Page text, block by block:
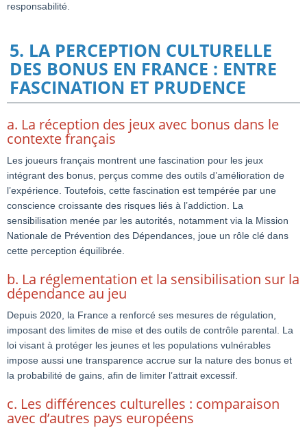
responsabilité.
5. LA PERCEPTION CULTURELLE
DES BONUS EN FRANCE : ENTRE
FASCINATION ET PRUDENCE
a. La réception des jeux avec bonus dans le
contexte français
Les joueurs français montrent une fascination pour les jeux
intégrant des bonus, perçus comme des outils d’amélioration de
l’expérience. Toutefois, cette fascination est tempérée par une
conscience croissante des risques liés à l’addiction. La
sensibilisation menée par les autorités, notamment via la Mission
Nationale de Prévention des Dépendances, joue un rôle clé dans
cette perception équilibrée.
b. La réglementation et la sensibilisation sur la
dépendance au jeu
Depuis 2020, la France a renforcé ses mesures de régulation,
imposant des limites de mise et des outils de contrôle parental. La
loi visant à protéger les jeunes et les populations vulnérables
impose aussi une transparence accrue sur la nature des bonus et
la probabilité de gains, afin de limiter l’attrait excessif.
c. Les différences culturelles : comparaison
avec d’autres pays européens